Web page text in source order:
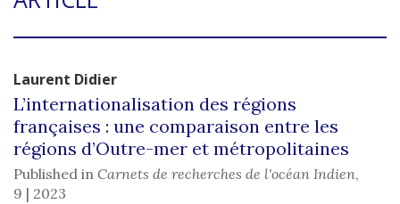
Laurent Didier
L’internationalisation des régions
françaises : une comparaison entre les
régions d’Outre-mer et métropolitaines
Published in Carnets de recherches de l'océan Indien,
9 | 2023